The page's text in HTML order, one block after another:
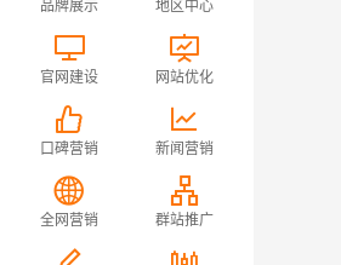
品牌展示 地区中心
官网建设 网站优化
口碑营销 新闻营销
全网营销 群站推广